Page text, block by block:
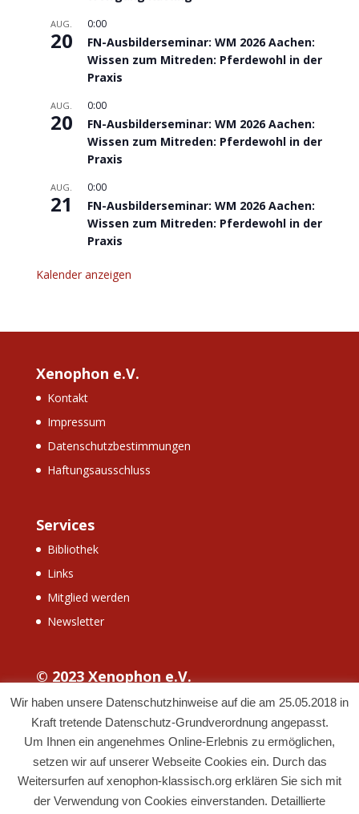
AUG.
20
0:00
FN-Ausbilderseminar: WM 2026 Aachen:
Wissen zum Mitreden: Pferdewohl in der
Praxis
AUG.
20
0:00
FN-Ausbilderseminar: WM 2026 Aachen:
Wissen zum Mitreden: Pferdewohl in der
Praxis
AUG.
21
0:00
FN-Ausbilderseminar: WM 2026 Aachen:
Wissen zum Mitreden: Pferdewohl in der
Praxis
Kalender anzeigen
Xenophon e.V.
Kontakt
Impressum
Datenschutzbestimmungen
Haftungsausschluss
Services
Bibliothek
Links
Mitglied werden
Newsletter
© 2023 Xenophon e.V.
Wir haben unsere Datenschutzhinweise auf die am 25.05.2018 in
Kraft tretende Datenschutz-Grundverordnung angepasst.
Um Ihnen ein angenehmes Online-Erlebnis zu ermöglichen,
setzen wir auf unserer Webseite Cookies ein. Durch das
Weitersurfen auf xenophon-klassisch.org erklären Sie sich mit
der Verwendung von Cookies einverstanden. Detaillierte